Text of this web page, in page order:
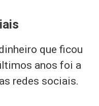
que ficou
anos foi a
redes sociais.